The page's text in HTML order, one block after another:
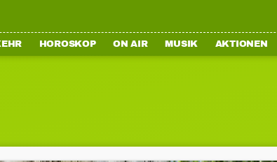
HOROSKOP ON AIR MUSIK AKTIONEN